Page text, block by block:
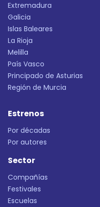
Extremadura
Galicia
Islas Baleares
La Rioja
Melilla
País Vasco
Principado de Asturias
Región de Murcia
Estrenos
Por décadas
Por autores
Sector
Compañías
Festivales
Escuelas